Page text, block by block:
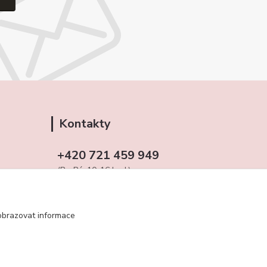
Kontakty
+420 721 459 949
(Po-Pá, 10-16 hod.)
informace